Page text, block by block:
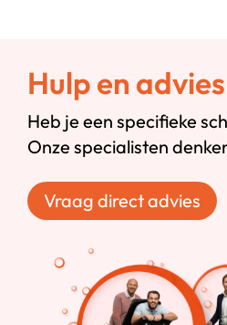
Hulp en advies
Heb je een specifieke
Onze specialisten
Vraag direct advies